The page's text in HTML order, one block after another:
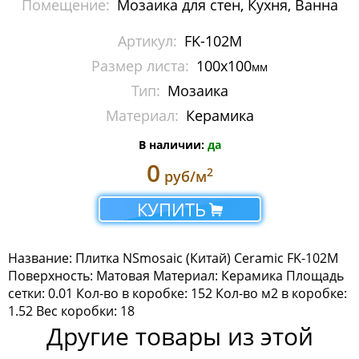
Мозаика Irida
Мозаика Keramograd
Мозаика Mir Mosaic
Мозаика NSmosaic
Мозаика Crystal Series
Мозаика Econom Смеси
Мозаика Exclusive
Мозаика Gold
Помещение: Мозаика для стен, Кухня, Ванна
Артикул: FK-102M
Размер листа: 100x100мм
Тип: Мозаика
Материал: Керамика
В наличии: да
0 руб/м2
КУПИТЬ
Название: Плитка NSmosaic (Китай) Ceramic FK-102M
Поверхность: Матовая Материал: Керамика Площадь
сетки: 0.01 Кол-во в коробке: 152 Кол-во м2 в коробке:
1.52 Вес коробки: 18
Другие товары из этой